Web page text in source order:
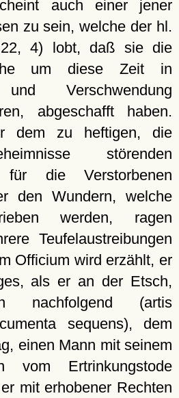
auch einer jener
zu sein, welche der hl.
4) lobt, daß sie die
um diese Zeit in
Verschwendung
abgeschafft haben.
dem zu heftigen, die
störenden
für die Verstorbenen
den Wundern, welche
werden, ragen
Teufelaustreibungen
Officium wird erzählt, er
als er an der Etsch,
nachfolgend (artis
sequens), dem
einen Mann mit seinem
vom Ertrinkungstode
mit erhobener Rechten